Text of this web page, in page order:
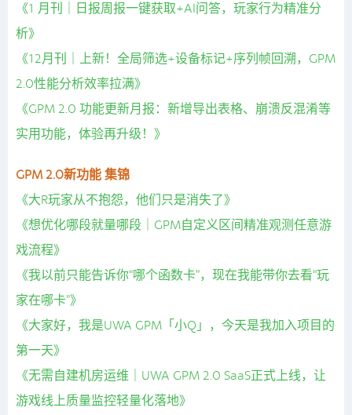
《1 月刊｜日报周报一键获取+AI问答，玩家行为精准分
析》
《12月刊｜上新！全局筛选+设备标记+序列帧回溯，GPM
2.0性能分析效率拉满》
《GPM 2.0 功能更新月报：新增导出表格、崩溃反混淆等
实用功能，体验再升级！》
GPM 2.0新功能 集锦
《大R玩家从不抱怨，他们只是消失了》
《想优化哪段就量哪段｜GPM自定义区间精准观测任意游
戏流程》
《我以前只能告诉你“哪个函数卡”，现在我能带你去看“玩
家在哪卡”》
《大家好，我是UWA GPM「小Q」，今天是我加入项目的
第一天》
《无需自建机房运维｜UWA GPM 2.0 SaaS正式上线，让
游戏线上质量监控轻量化落地》